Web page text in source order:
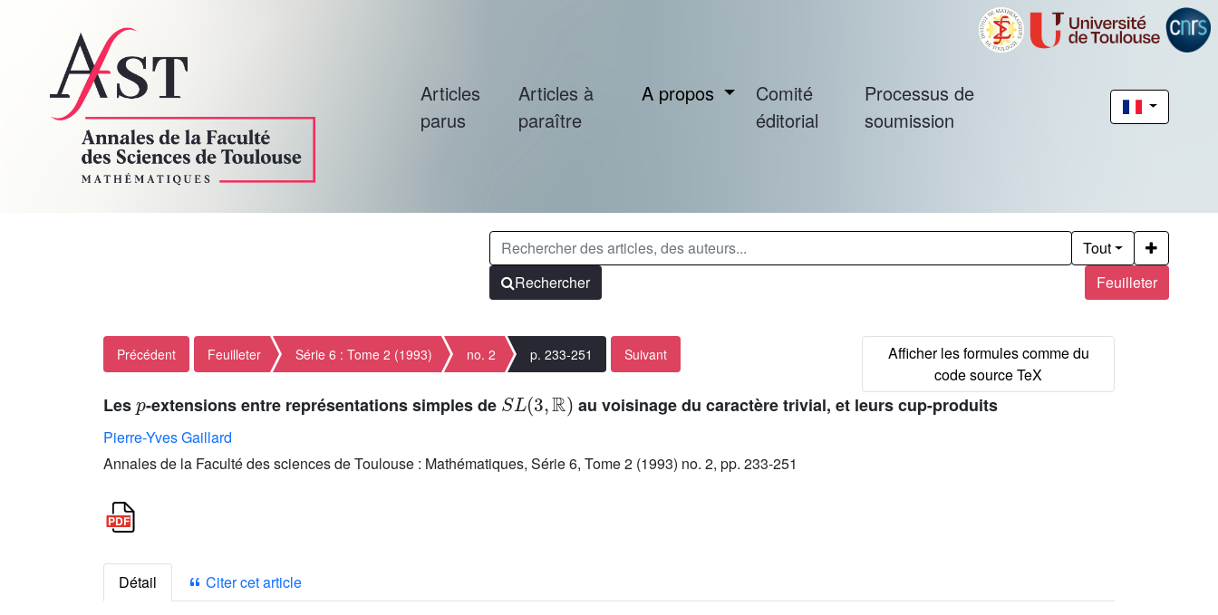
Articles
parus
Articles à
paraître
A propos
Comité
éditorial
Processus de
soumission
Feuilleter
Tout
Rechercher
Précédent Feuilleter Série 6 : Tome 2 (1993) no. 2 p. 233-251 Suivant
Les -extensions entre représentations simples de
(3 )
au voisinage du caractère trivial, et leurs cup-produits
Pierre-Yves Gaillard
Annales de la Faculté des sciences de Toulouse : Mathématiques, Série 6, Tome 2 (1993) no. 2, pp. 233-251
Détail Citer cet article